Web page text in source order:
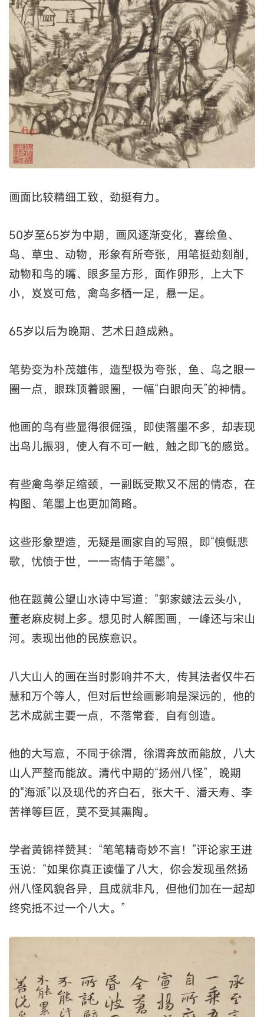
画面比较精细工致，劲挺有力。
50岁至65岁为中期，画风逐渐变化，喜绘鱼、
鸟、草虫、动物，形象有所夸张，用笔挺劲刻削，
动物和鸟的嘴、眼多呈方形，面作卵形，上大下
小，岌岌可危，禽鸟多栖一足，悬一足。
65岁以后为晚期、艺术日趋成熟。
笔势变为朴茂雄伟，造型极为夸张，鱼、鸟之眼一
圈一点，眼珠顶着眼圈，一幅“白眼向天”的神情。
他画的鸟有些显得很倔强，即使落墨不多，却表现
出鸟儿振羽，使人有不可一触，触之即飞的感觉。
有些禽鸟拳足缩颈，一副既受欺又不屈的情态，在
构图、笔墨上也更加简略。
这些形象塑造，无疑是画家自的写照，即“愤慨悲
歌，忧愤于世，一一寄情于笔墨”。
他在题黄公望山水诗中写道：“郭家皴法云头小，
董老麻皮树上多。想见时人解图画，一峰还与宋山
河。表现出他的民族意识。
八大山人的画在当时影响并不大，传其法者仅牛石
慧和万个等人，但对后世绘画影响是深远的，他的
艺术成就主要一点，不落常套，自有创造。
他的大写意，不同于徐渭，徐渭奔放而能放，八大
山人严整而能放。清代中期的“扬州八怪”，晚期
的“海派”以及现代的齐白石，张大千、潘天寿、李
苦禅等巨匠，莫不受其熏陶。
学者黄锦祥赞其：“笔笔精奇妙不言！”评论家王进
玉说：“如果你真正读懂了八大，你会发现虽然扬
州八怪风貌各异，且成就非凡，但他们加在一起却
终究抵不过一个八大。”